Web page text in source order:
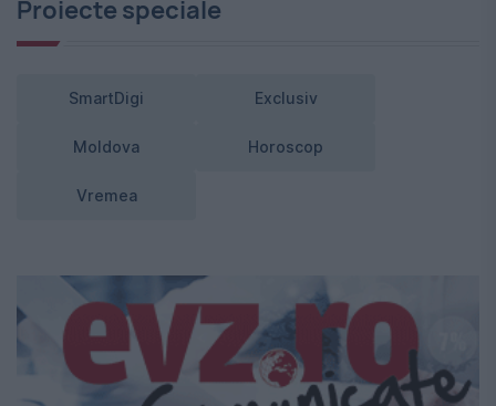
Proiecte speciale
SmartDigi Exclusiv
Moldova Horoscop
Vremea